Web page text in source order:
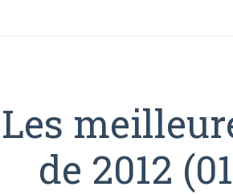
Les
de 2012